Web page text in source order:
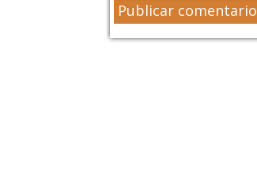
Publicar comentario